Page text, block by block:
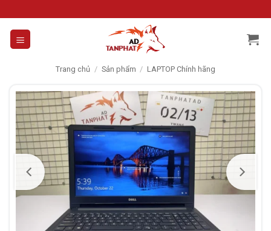
to
content
Trang chủ / Sản phẩm / LAPTOP Chính hãng